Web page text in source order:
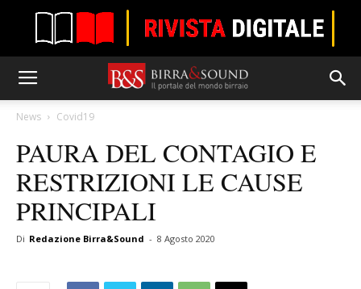
News Covid19
PAURA DEL CONTAGIO E
RESTRIZIONI LE CAUSE
PRINCIPALI
Di Redazione Birra&Sound - 8 Agosto 2020